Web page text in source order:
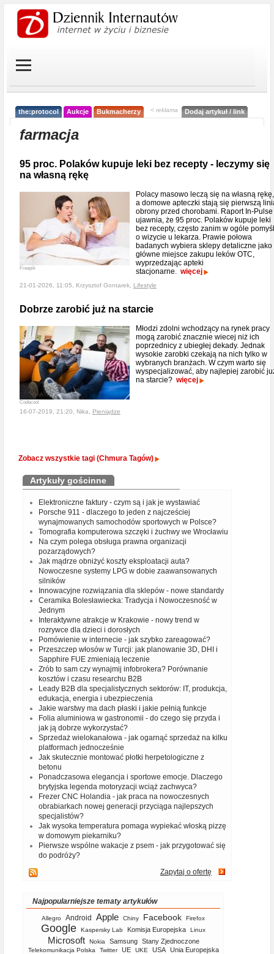
the:protocol Aukcje Bukmacherzy < reklama Dodaj artykuł / link
farmacja
95 proc. Polaków kupuje leki bez recepty - leczymy się
na własną rękę
Freepik
Polacy masowo leczą się na własną rękę,
a domowe apteczki stają się pierwszą
obrony przed chorobami. Raport In-Pulse
ujawnia, że 95 proc. Polaków kupuje leki
bez recepty, często zanim w ogóle
o wizycie u lekarza. Prawie połowa
badanych wybiera sklepy detaliczne jako
główne miejsce zakupu leków OTC,
wyprzedzając apteki
stacjonarne. więcej
21-01-2026, 11:05, Krzysztof Gontarek, Lifestyle
Dobrze zarobić już na starcie
Codecool
Młodzi zdolni wchodzący na rynek pracy
mogą zarobić znacznie wiecej niż ich
poprzednicy z ubiegłej dekady. Jednak
wysokie zarobki czekają na nich tylko w
wybranych branżach. W czym warto się
wyspecjalizować, aby najlepiej zarobić
na starcie? więcej
16-07-2019, 21:20, Nika, Pieniądze
Zobacz wszystkie tagi (Chmura Tagów)
Artykuły gościnne
Elektroniczne faktury - czym są i jak je wystawiać
Porsche 911 - dlaczego to jeden z najcześciej
wynajmowanych samochodów sportowych w Polsce?
Tomografia komputerowa szczęki i żuchwy we Wrocławiu
Na czym polega obsługa prawna organizacji
pozarządowych?
Jak mądrze obniżyć koszty eksploatacji auta?
Nowoczesne systemy LPG w dobie zaawansowanych
silników
Innowacyjne rozwiązania dla sklepów - nowe standardy
Ceramika Bolesławiecka: Tradycja i Nowoczesność w
Jednym
Interaktywne atrakcje w Krakowie - nowy trend w
rozrywce dla dzieci i dorosłych
Pomówienie w internecie - jak szybko zareagować?
Przeszczep włosów w Turcji: jak planowanie 3D, DHI i
Sapphire FUE zmieniają leczenie
Zrób to sam czy wynajmij infobrokera? Porównanie
kosztów i czasu researchu B2B
Leady B2B dla specjalistycznych sektorów: IT, produkcja,
edukacja, energia i ubezpieczenia
Jakie warstwy ma dach płaski i jakie pełnią funkcje
Folia aluminiowa w gastronomii - do czego się przyda i
jak ją dobrze wykorzystać?
Sprzedaż wielokanałowa - jak ogarnąć sprzedaż na kilku
platformach jednocześnie
Jak skutecznie montować płotki herpetologiczne z
betonu
Ponadczasowa elegancja i sportowe emocje. Dlaczego
brytyjska legenda motoryzacji wciąż zachwyca?
Frezer CNC Holandia - jak praca na nowoczesnych
obrabiarkach nowej generacji przyciąga najlepszych
specjalistów?
Jak wysoka temperatura pomaga wypiekać włoską pizzę
w domowym piekarniku?
Pierwsze wspólne wakacje z psem - jak przygotować się
do podróży?
Zapytaj o ofertę
Najpopularniejsze tematy artykułów
Allegro Android Apple Chiny Facebook Firefox
Google Kaspersky Lab Komisja Europejska Linux
Microsoft Nokia Samsung Stany Zjednoczone
Telekomunikacja Polska Twitter UE UKE USA Unia Europejska